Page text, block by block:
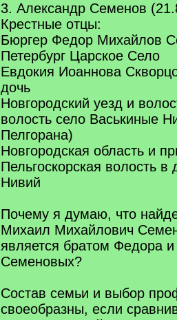
3. Александр Семенов
Крестные отцы:
Бюргер Федор Михайлов
Петербург Царское Село
Евдокия Иоаннова
дочь
Новгородский уезд и
волость село Васькиные
Пелгорана)
Новгородская область и
Пельгоскорская волость в
Нивий
Почему я думаю, что
Михаил Михайлович
является братом Федора
Семеновых?
Состав семьи и выбор
своеобразны, если